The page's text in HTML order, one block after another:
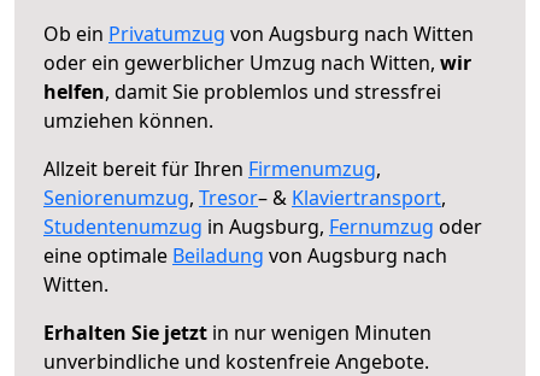
Ob ein Privatumzug von Augsburg nach Witten
oder ein gewerblicher Umzug nach Witten, wir
helfen, damit Sie problemlos und stressfrei
umziehen können.
Allzeit bereit für Ihren Firmenumzug,
Seniorenumzug, Tresor– & Klaviertransport,
Studentenumzug in Augsburg, Fernumzug oder
eine optimale Beiladung von Augsburg nach
Witten.
Erhalten Sie jetzt in nur wenigen Minuten
unverbindliche und kostenfreie Angebote.